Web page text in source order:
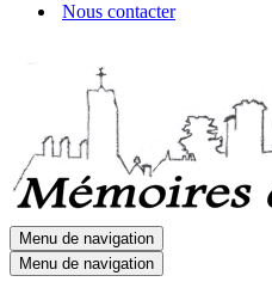
Nous contacter
Menu de navigation
Menu de navigation